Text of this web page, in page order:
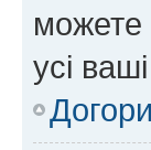
можете
усі
Догори